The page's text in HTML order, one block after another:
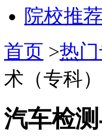
院校推荐
首页 >热
术（专科
汽车检